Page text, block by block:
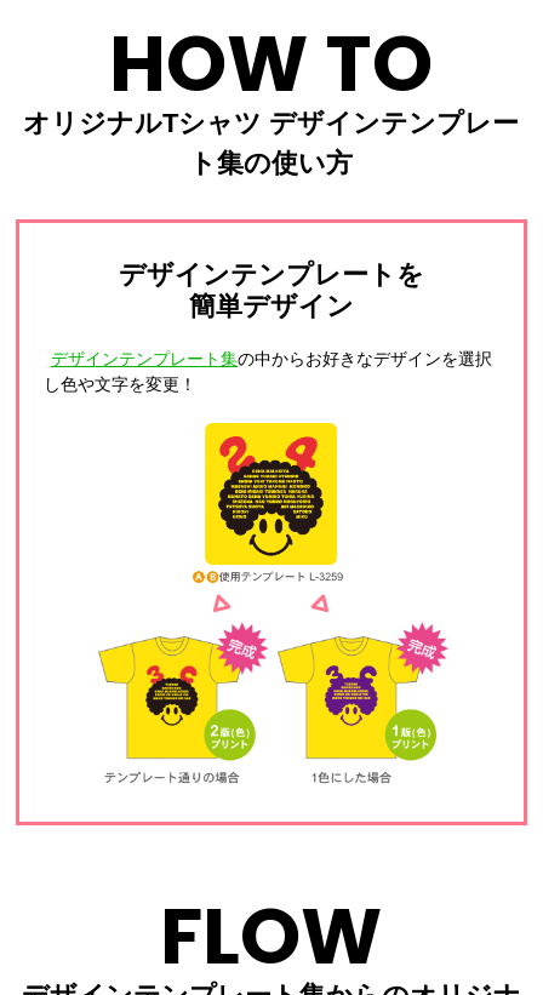
HOW TO
オリジナルTシャツ デザインテンプレー
ト集の使い方
デザインテンプレートを
簡単デザイン
デザインテンプレート集の中からお好きなデザインを選択
し色や文字を変更！
FLOW